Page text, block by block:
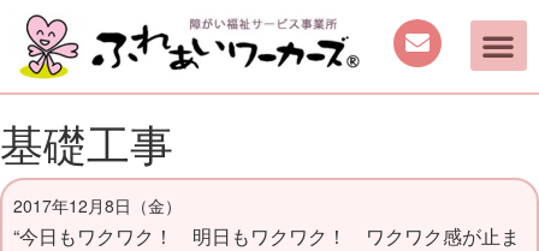
基礎工事
2017年12月8日（金）
“今日もワクワク！ 明日もワクワク！ ワクワク感が止ま